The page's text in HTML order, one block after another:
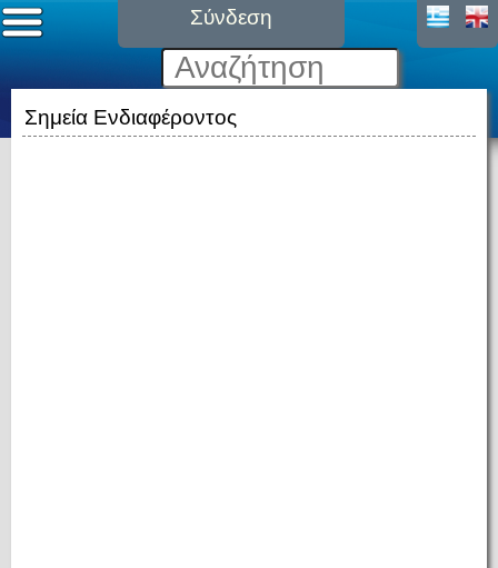
Σύνδεση
Σημεία Ενδιαφέροντος